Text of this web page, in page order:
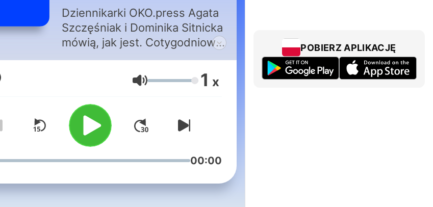
Dziennikarki OKO.press Agata
Szczęśniak i Dominika Sitnicka
mówią, jak jest. Cotygodniowy
komentarz polityczny. Nie płaci
nam Tusk ani Kaczyński,
Zandberg ani Mentzen
Głośność 1 x
00:00
POBIERZ APLIKACJĘ